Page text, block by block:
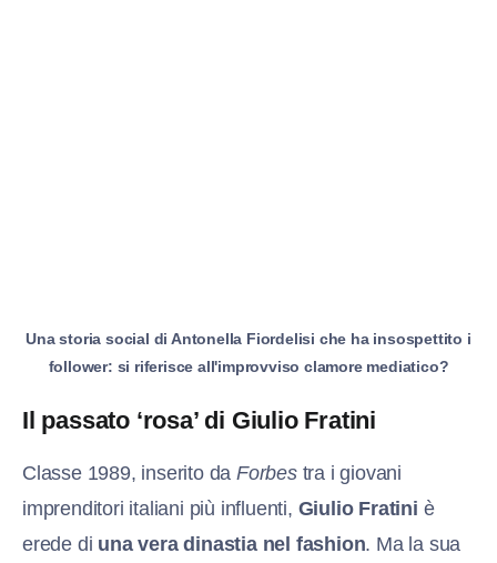
Una storia social di Antonella Fiordelisi che ha insospettito i
follower: si riferisce all'improvviso clamore mediatico?
Il passato ‘rosa’ di Giulio Fratini
Classe 1989, inserito da Forbestra i giovani
imprenditori italiani più influenti, Giulio Fratini è
erede di una vera dinastia nel fashion. Ma la sua